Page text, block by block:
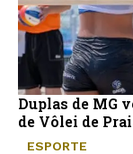
Duplas de MG
de Vôlei de
ESPORTE